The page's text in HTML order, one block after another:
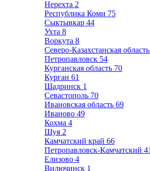
Нерехта 2
Республика Коми 75
Сыктывкар 44
Ухта 8
Воркута 8
Северо-Казахстанская область
Петропавловск 54
Курганская область 70
Курган 61
Шадринск 1
Севастополь 70
Ивановская область 69
Иваново 49
Кохма 4
Шуя 2
Камчатский край 66
Петропавловск-Камчатский 41
Елизово 4
Вилючинск 1